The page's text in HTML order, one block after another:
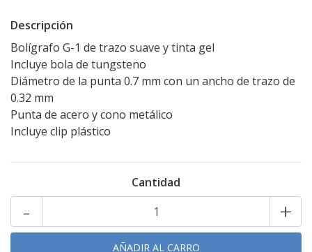
Descripción
Bolígrafo G-1 de trazo suave y tinta gel
Incluye bola de tungsteno
Diámetro de la punta 0.7 mm con un ancho de trazo de
0.32 mm
Punta de acero y cono metálico
Incluye clip plástico
Cantidad
+
-